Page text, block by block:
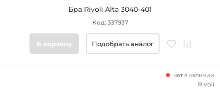
Бра Rivoli Alta 3040-401
Код: 337937
В корзину Подобрать аналог
нет в наличии
Rivoli